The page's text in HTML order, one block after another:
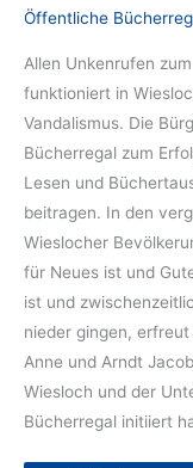
Öffentliche
Allen Unkenrufen
funktioniert in
Vandalismus. Die
Bücherregal zum
Lesen und
beitragen. In den
Wieslocher
für Neues ist und
ist und
nieder gingen,
Anne und Arndt
Wiesloch und der
Bücherregal initiiert